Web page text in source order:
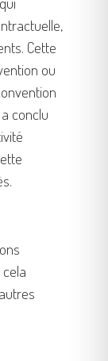
Cette
ou
conclu